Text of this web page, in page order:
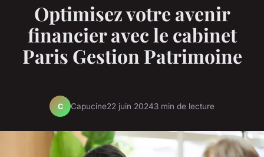
Optimisez votre avenir
financier avec le cabinet
Paris Gestion Patrimoine
C Capucine22 juin 20243 min de lecture